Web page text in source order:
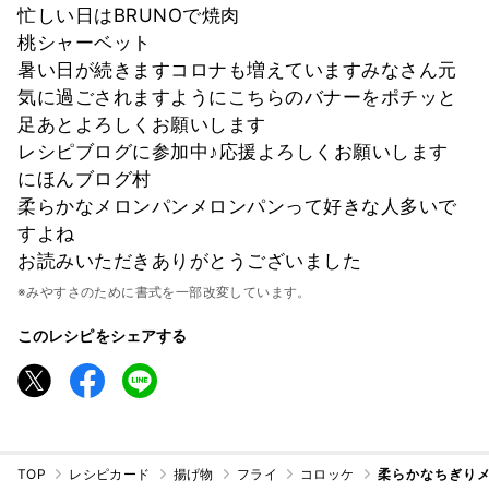
忙しい日はBRUNOで焼肉
桃シャーベット
暑い日が続きますコロナも増えていますみなさん元
気に過ごされますようにこちらのバナーをポチッと
足あとよろしくお願いします
レシピブログに参加中♪応援よろしくお願いします
にほんブログ村
柔らかなメロンパンメロンパンって好きな人多いで
すよね
お読みいただきありがとうございました
※みやすさのために書式を一部改変しています。
このレシピをシェアする
TOP レシピカード 揚げ物 フライ コロッケ 柔らかなちぎり